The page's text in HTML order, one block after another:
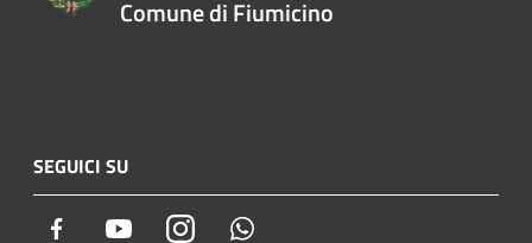
Comune di Fiumicino
SEGUICI SU
Facebook YoutubeInstagram